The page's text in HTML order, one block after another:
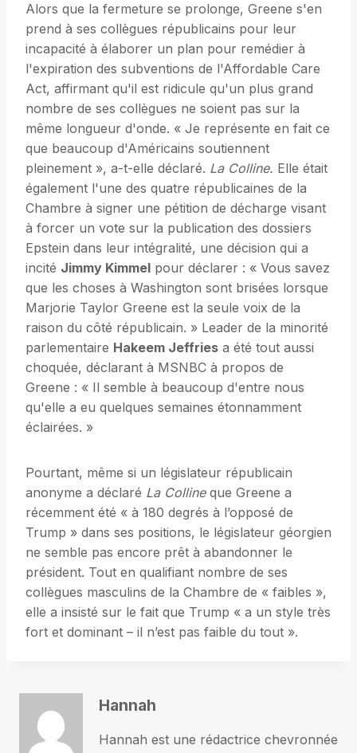
Alors que la fermeture se prolonge, Greene s'en
prend à ses collègues républicains pour leur
incapacité à élaborer un plan pour remédier à
l'expiration des subventions de l'Affordable Care
Act, affirmant qu'il est ridicule qu'un plus grand
nombre de ses collègues ne soient pas sur la
même longueur d'onde. « Je représente en fait ce
que beaucoup d'Américains soutiennent
pleinement », a-t-elle déclaré. La Colline. Elle était
également l'une des quatre républicaines de la
Chambre à signer une pétition de décharge visant
à forcer un vote sur la publication des dossiers
Epstein dans leur intégralité, une décision qui a
incité Jimmy Kimmel pour déclarer : « Vous savez
que les choses à Washington sont brisées lorsque
Marjorie Taylor Greene est la seule voix de la
raison du côté républicain. » Leader de la minorité
parlementaire Hakeem Jeffries a été tout aussi
choquée, déclarant à MSNBC à propos de
Greene : « Il semble à beaucoup d'entre nous
qu'elle a eu quelques semaines étonnamment
éclairées. »
Pourtant, même si un législateur républicain
anonyme a déclaré La Collineque Greene a
récemment été « à 180 degrés à l’opposé de
Trump » dans ses positions, le législateur géorgien
ne semble pas encore prêt à abandonner le
président. Tout en qualifiant nombre de ses
collègues masculins de la Chambre de « faibles »,
elle a insisté sur le fait que Trump « a un style très
fort et dominant – il n’est pas faible du tout ».
Hannah
Hannah est une rédactrice chevronnée